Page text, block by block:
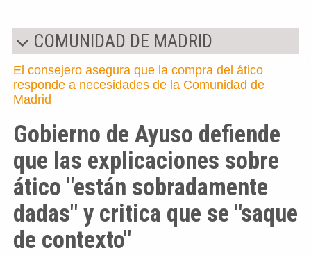
COMUNIDAD DE MADRID
El consejero asegura que la compra del ático
responde a necesidades de la Comunidad de
Madrid
Gobierno de Ayuso defiende
que las explicaciones sobre
ático "están sobradamente
dadas" y critica que se "saque
de contexto"